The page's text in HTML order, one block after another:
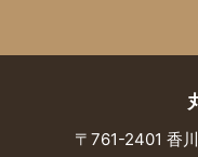
〒761-2401 香